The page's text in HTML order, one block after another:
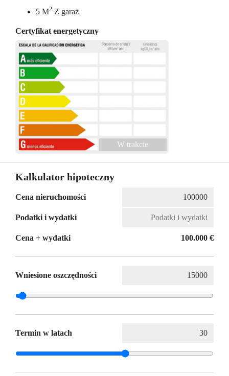
5 M2 Z garaż
Certyfikat energetyczny
W trakcie
Kalkulator hipoteczny
Cena nieruchomości
Podatki i wydatki
Cena + wydatki 100.000 €
Wniesione oszczędności
Termin w latach